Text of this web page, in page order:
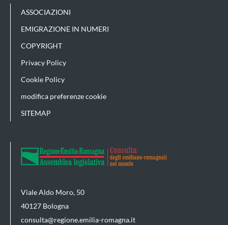
ASSOCIAZIONI
EMIGRAZIONE IN NUMERI
COPYRIGHT
Privacy Policy
Cookie Policy
modifica preferenze cookie
SITEMAP
Viale Aldo Moro, 50
40127 Bologna
consulta@regione.emilia-romagna.it